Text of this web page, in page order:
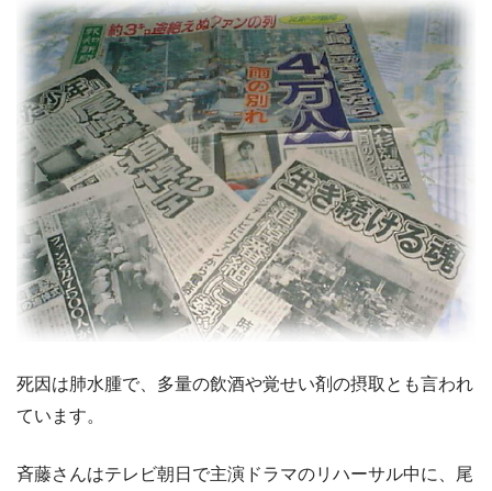
死因は肺水腫で、多量の飲酒や覚せい剤の摂取とも言われ
ています。
斉藤さんはテレビ朝日で主演ドラマのリハーサル中に、尾